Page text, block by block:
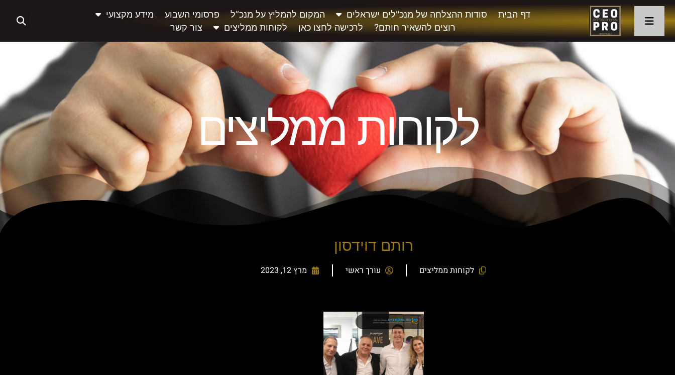
דף הבית סודות ההצלחה של מנכ"לים ישראלים המקום להמליץ על מנכ”ל פרסומי השבוע
מידע מקצועי
רוצים להשאיר חותם?
לרכישה לחצו כאן לקוחות ממליצים צור קשר
לקוחות ממליצים
רותם דוידסון
לקוחות ממליצים עורך ראשי מרץ 12, 2023